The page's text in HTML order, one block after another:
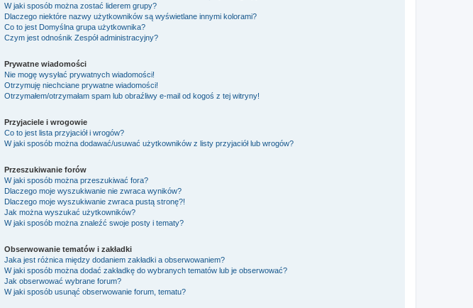
W jaki sposób można zostać liderem grupy?
Dlaczego niektóre nazwy użytkowników są wyświetlane innymi kolorami?
Co to jest Domyślna grupa użytkownika?
Czym jest odnośnikZespół administracyjny?
Prywatne wiadomości
Nie mogę wysyłać prywatnych wiadomości!
Otrzymuję niechciane prywatne wiadomości!
Otrzymałem/otrzymałam spam lub obraźliwy e-mail od kogoś z tej witryny!
Przyjaciele i wrogowie
Co to jest lista przyjaciół i wrogów?
W jaki sposób można dodawać/usuwać użytkowników z listy przyjaciół lub wrogów?
Przeszukiwanie forów
W jaki sposób można przeszukiwać fora?
Dlaczego moje wyszukiwanie nie zwraca wyników?
Dlaczego moje wyszukiwanie zwraca pustą stronę?!
Jak można wyszukać użytkowników?
W jaki sposób można znaleźć swoje posty i tematy?
Obserwowanie tematów i zakładki
Jaka jest różnica między dodaniem zakładki a obserwowaniem?
W jaki sposób można dodać zakładkę do wybranych tematów lub je obserwować?
Jak obserwować wybrane forum?
W jaki sposób usunąć obserwowanie forum, tematu?